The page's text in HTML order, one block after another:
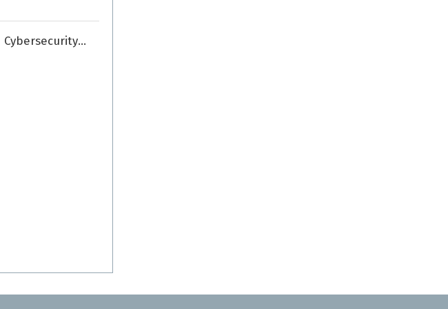
Cybersecurity 2026